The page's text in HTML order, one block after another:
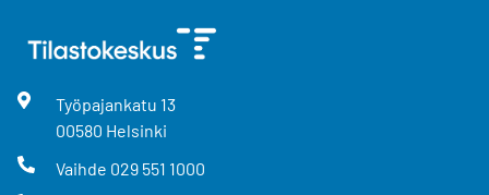
Työpajankatu 13
00580 Helsinki
Vaihde 029 551 1000